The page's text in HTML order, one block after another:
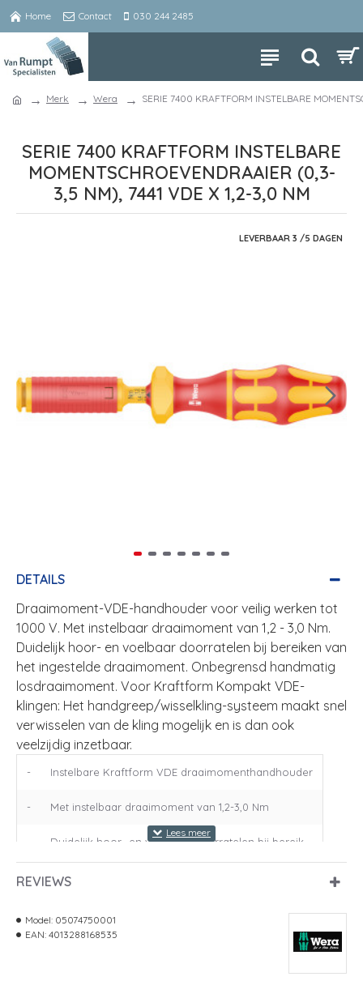
Home Contact 030 244 2485
Merk Wera SERIE 7400 KRAFTFORM INSTELBARE
SERIE 7400 KRAFTFORM INSTELBARE
MOMENTSCHROEVENDRAAIER (0,3-
3,5 NM), 7441 VDE X 1,2-3,0 NM
LEVERBAAR 3 /5 DAGEN
DETAILS
Draaimoment-VDE-handhouder voor veilig werken tot
1000 V. Met instelbaar draaimoment van 1,2 - 3,0 Nm.
Duidelijk hoor- en voelbaar doorratelen bij bereiken van
het ingestelde draaimoment. Onbegrensd handmatig
losdraaimoment. Voor Kraftform Kompakt VDE-
klingen: Het handgreep/wisselkling-systeem maakt snel
verwisselen van de kling mogelijk en is dan ook
veelzijdig inzetbaar.
- Instelbare Kraftform VDE draaimomenthandhouder
- Met instelbaar draaimoment van 1,2-3,0 Nm
Duidelijk hoor- en voelbaar doorratelen bij bereik
- Voor Kraftform Kompakt VDE-klingen
REVIEWS
Model: 05074750001
EAN: 4013288168535